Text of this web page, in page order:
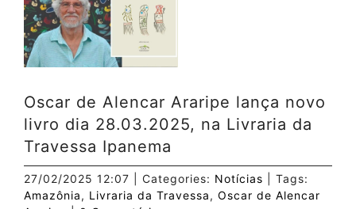
Image
Oscar de Alencar Araripe lança novo
livro dia 28.03.2025, na Livraria da
Travessa Ipanema
27/02/2025 12:07 Categories: Notícias
Tags:
Amazônia, Livraria da Travessa, Oscar de Alencar